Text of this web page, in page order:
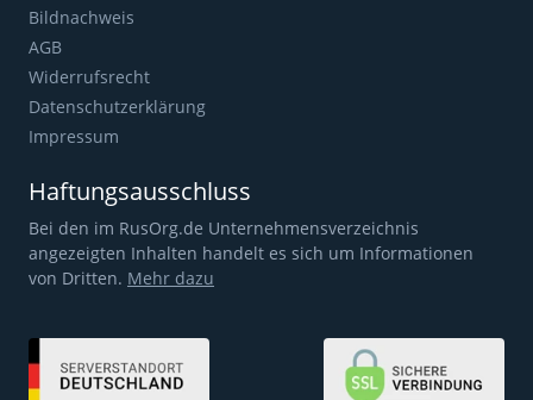
Bildnachweis
AGB
Widerrufsrecht
Datenschutzerklärung
Impressum
Haftungsausschluss
Bei den im RusOrg.de Unternehmensverzeichnis
angezeigten Inhalten handelt es sich um Informationen
von Dritten. Mehr dazu